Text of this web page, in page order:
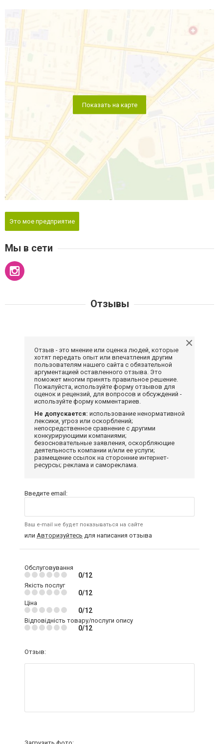
Показать на карте
Это мое предприятие
Мы в сети
Отзывы
Отзыв - это мнение или оценка людей, которые
хотят передать опыт или впечатления другим
пользователям нашего сайта с обязательной
аргументацией оставленного отзыва. Это
поможет многим принять правильное решение.
Пожалуйста, используйте форму отзывов для
оценок и рецензий, для вопросов и обсуждений -
используйте форму комментариев.
Не допускается: использование ненормативной
лексики, угроз или оскорблений;
непосредственное сравнение с другими
конкурирующими компаниями;
безосновательные заявления, оскорбляющие
деятельность компании и/или ее услуги;
размещение ссылок на сторонние интернет-
ресурсы; реклама и самореклама.
Введите email:
Ваш e-mail не будет показываться на сайте
или Авторизуйтесь для написания отзыва
Обслуговування
0/12
Якість послуг
0/12
Ціна
0/12
Відповідність товару/послуги опису
0/12
Отзыв: